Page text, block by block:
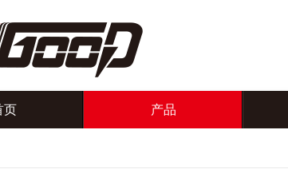
页 产品